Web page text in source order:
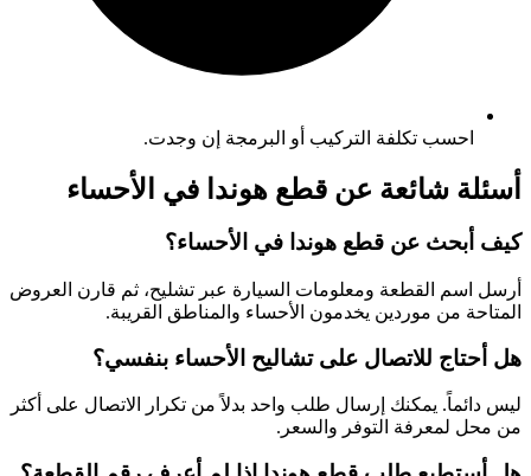
احسب تكلفة التركيب أو البرمجة إن وجدت.
أسئلة شائعة عن قطع هوندا في الأحساء
كيف أبحث عن قطع هوندا في الأحساء؟
أرسل اسم القطعة ومعلومات السيارة عبر تشليح، ثم قارن العروض
المتاحة من موردين يخدمون الأحساء والمناطق القريبة.
هل أحتاج للاتصال على تشاليح الأحساء بنفسي؟
ليس دائماً. يمكنك إرسال طلب واحد بدلاً من تكرار الاتصال على أكثر
من محل لمعرفة التوفر والسعر.